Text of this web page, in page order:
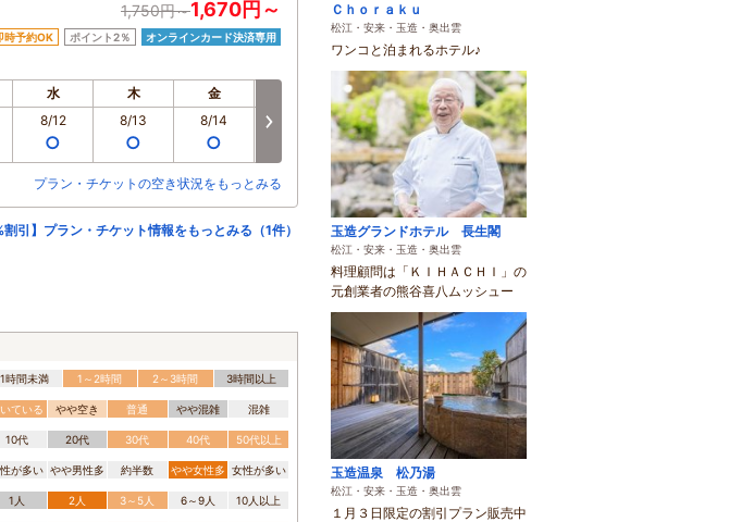
1,750円～1,670円～
時予約OK ポイント2％ オンラインカード決済専用
水 木 金 日 月
8/12
○
8/13
○
8/14
○
8/16
○
8/17
○
8/18
プラン・チケットの空き状況をもっとみる
割引】プラン・チケット情報をもっとみる（1件）
1時間未満 1～2時間 2～3時間 3時間以上
ている やや空き 普通 やや混雑 混雑
10代 20代 30代 40代 50代以上
が多い やや男性多 約半数 やや女性多 女性が多い
1人 2人 3～5人 6～9人 10人以上
Ｃｈｏｒａｋｕ
松江・安来・玉造・奥出雲
ワンコと泊まれるホテル♪
玉造グランドホテル 長生閣
松江・安来・玉造・奥出雲
料理顧問は「ＫＩＨＡＣＨＩ」の
元創業者の熊谷喜八ムッシュー
玉造温泉 松乃湯
松江・安来・玉造・奥出雲
１月３日限定の割引プラン販売中